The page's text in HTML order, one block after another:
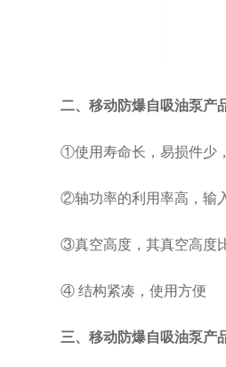
二、移动防爆自吸油泵产
①使用寿命长，易损件少
②轴功率的利用率高，输入
③真空高度，其真空高度比
④ 结构紧凑，使用方便
三、移动防爆自吸油泵产